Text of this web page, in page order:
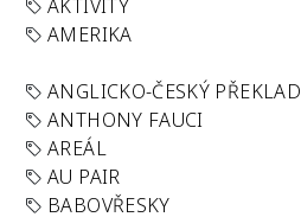
AKTIVITY
AMERIKA
ANGLICKO-ČESKÝ PŘEKLAD
ANTHONY FAUCI
AREÁL
AU PAIR
BABOVŘESKY